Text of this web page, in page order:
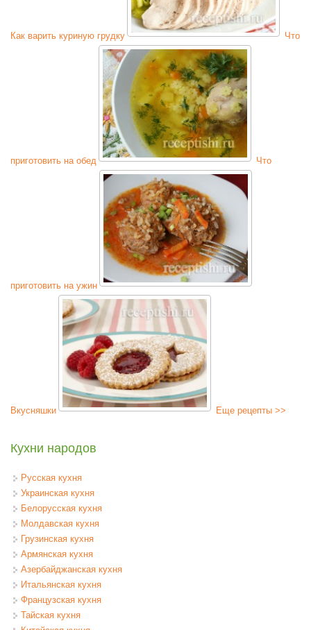
Как варить куриную грудку Что
приготовить на обед Что
приготовить на ужин
Вкусняшки Еще рецепты >>
Кухни народов
Русская кухня
Украинская кухня
Белорусская кухня
Молдавская кухня
Грузинская кухня
Армянская кухня
Азербайджанская кухня
Итальянская кухня
Французская кухня
Тайская кухня